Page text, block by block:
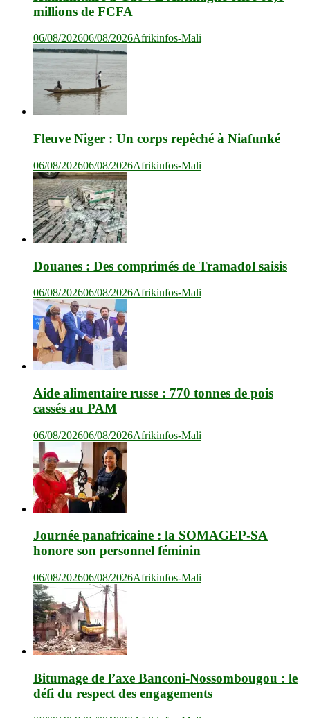
millions de FCFA
06/08/202606/08/2026Afrikinfos-Mali
Fleuve Niger : Un corps repêché à Niafunké
06/08/202606/08/2026Afrikinfos-Mali
Douanes : Des comprimés de Tramadol saisis
06/08/202606/08/2026Afrikinfos-Mali
Aide alimentaire russe : 770 tonnes de pois
cassés au PAM
06/08/202606/08/2026Afrikinfos-Mali
Journée panafricaine : la SOMAGEP-SA
honore son personnel féminin
06/08/202606/08/2026Afrikinfos-Mali
Bitumage de l’axe Banconi-Nossombougou : le
défi du respect des engagements